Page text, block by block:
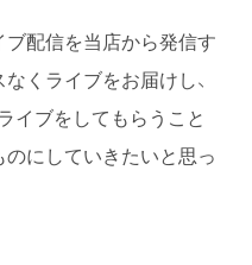
ブ配信を当店から発信す
くライブをお届けし、
イブをしてもらうこと
のにしていきたいと思っ